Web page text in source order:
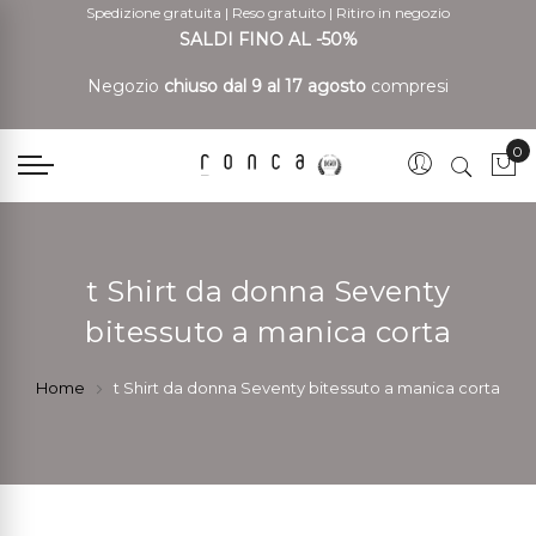
Spedizione gratuita | Reso gratuito | Ritiro in negozio
SALDI FINO AL -50%
Negozio chiuso dal 9 al 17 agosto compresi
0
t Shirt da donna Seventy
bitessuto a manica corta
Home t Shirt da donna Seventy bitessuto a manica corta